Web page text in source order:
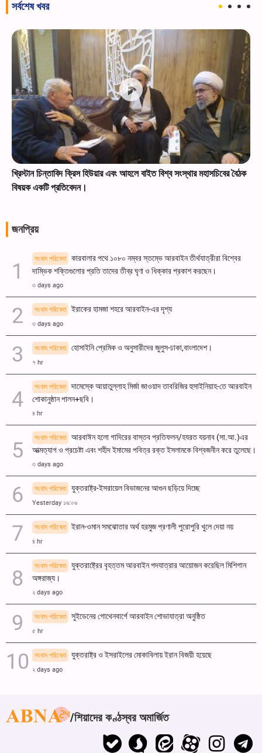
সর্বশেষ খবর
খ্রিস্টান চিন্তাবিদ ক্রিস হিউয়ার এবং আহলে বাইত বিশ্ব সংস্থার মহাসচিবের বৈঠক
বিষয়ক একটি প্রতিবেদন।
জনপ্রিয়
সংবাদ পরিষেবা
কারবালার পথে ১০৮০ নম্বর স্তম্ভে আরবাইন তীর্থযাত্রীরা বিশ্বের
দাম্ভিক শক্তিগুলোর প্রতি তাদের তীব্র ঘৃণা ও ধিক্কার প্রকাশ করছেন।
৩ days ago
সংবাদ পরিষেবা ইরাকের হামজা শহরে আরবাইন-এর দৃশ্য
৩ days ago
সংবাদ পরিষেবা হোসাইনি প্রেমিক ও অনুসারীদের জুলুস-ঢাকা,বাংলাদেশ।
৭ hr
সংবাদ পরিষেবা
দামেস্কে আয়াতুল্লাহ মির্জা জাওয়াদ তাবরিজির হুসাইনিয়াহ-তে আরবাইন
শোকানুষ্ঠান পালন+ছবি।
৪ hr
সংবাদ পরিষেবা
আরবাঈন হলো গাদিরের বাস্তব প্রতিফলন/হযরত যয়নাব (সা.আ.)এর
আত্মত্যাগ ও প্রচেষ্টা এবং শহীদ ইমামের পবিত্র রক্ত ​​ইসলামকে বিশ্বজনীন করে তুলেছে।
৩ days ago
সংবাদ পরিষেবা যুক্তরাষ্ট্র-ইসরায়েল বিভাজনের আগুন ছড়িয়ে দিচ্ছে
Yesterday ১৬:০৬
সংবাদ পরিষেবা ইরান-ওমান সমঝোতার অর্থ হরমুজ প্রণালী পুরোপুরি খুলে দেয়া নয়
৪ hr
সংবাদ পরিষেবা
যুক্তরাষ্ট্রের বৃহত্তম আরবাইন পদযাত্রার আয়োজন করেছিল মিশিগান
অঙ্গরাজ্য।
২ days ago
সংবাদ পরিষেবা সুইডেনের গোথেনবার্গে আরবাইন শোভাযাত্রা অনুষ্ঠিত
৫ hr
সংবাদ পরিষেবা যুক্তরাষ্ট্র ও ইসরাইলের মোকাবিলায় ইরান বিজয়ী হয়েছে
২ days ago
শিয়াদের কণ্ঠস্বর অমার্জিত